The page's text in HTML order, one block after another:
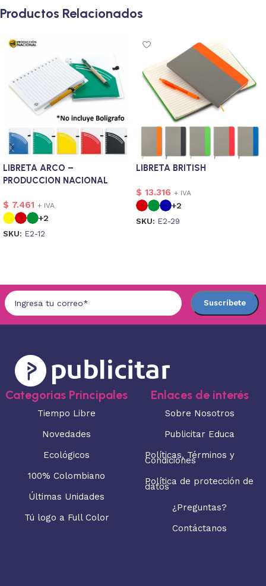
Productos Relacionados
LIBRETA ARCO –
PRODUCCION NACIONAL
$ 7.461 + IVA
+2
SKU: E2-12
LIBRETA BRITISH
$ 13.316 + IVA
+2
SKU: E2-29
Categorias Principales
Tiempo Libre
Novedades
Ecológicos
100% Colombiano
Últimas Unidades
Tú logo a Full Color
Enlaces de interés
Sobre Nosotros
Publicitar Educa
Políticas, Términos y
Condiciones
Política de protección de
datos
¿Preguntas?
Contáctanos